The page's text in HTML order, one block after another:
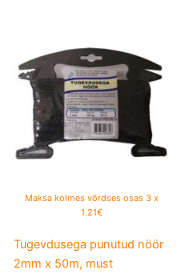
Maksa kolmes võrdses osas 3 x
1.21€
Tugevdusega punutud nöör
2mm x 50m, must